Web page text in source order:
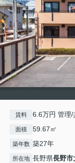
賃料 6.6万円 管理/
面積 59.67㎡
築年数 築27年
所在地 長野県長野市